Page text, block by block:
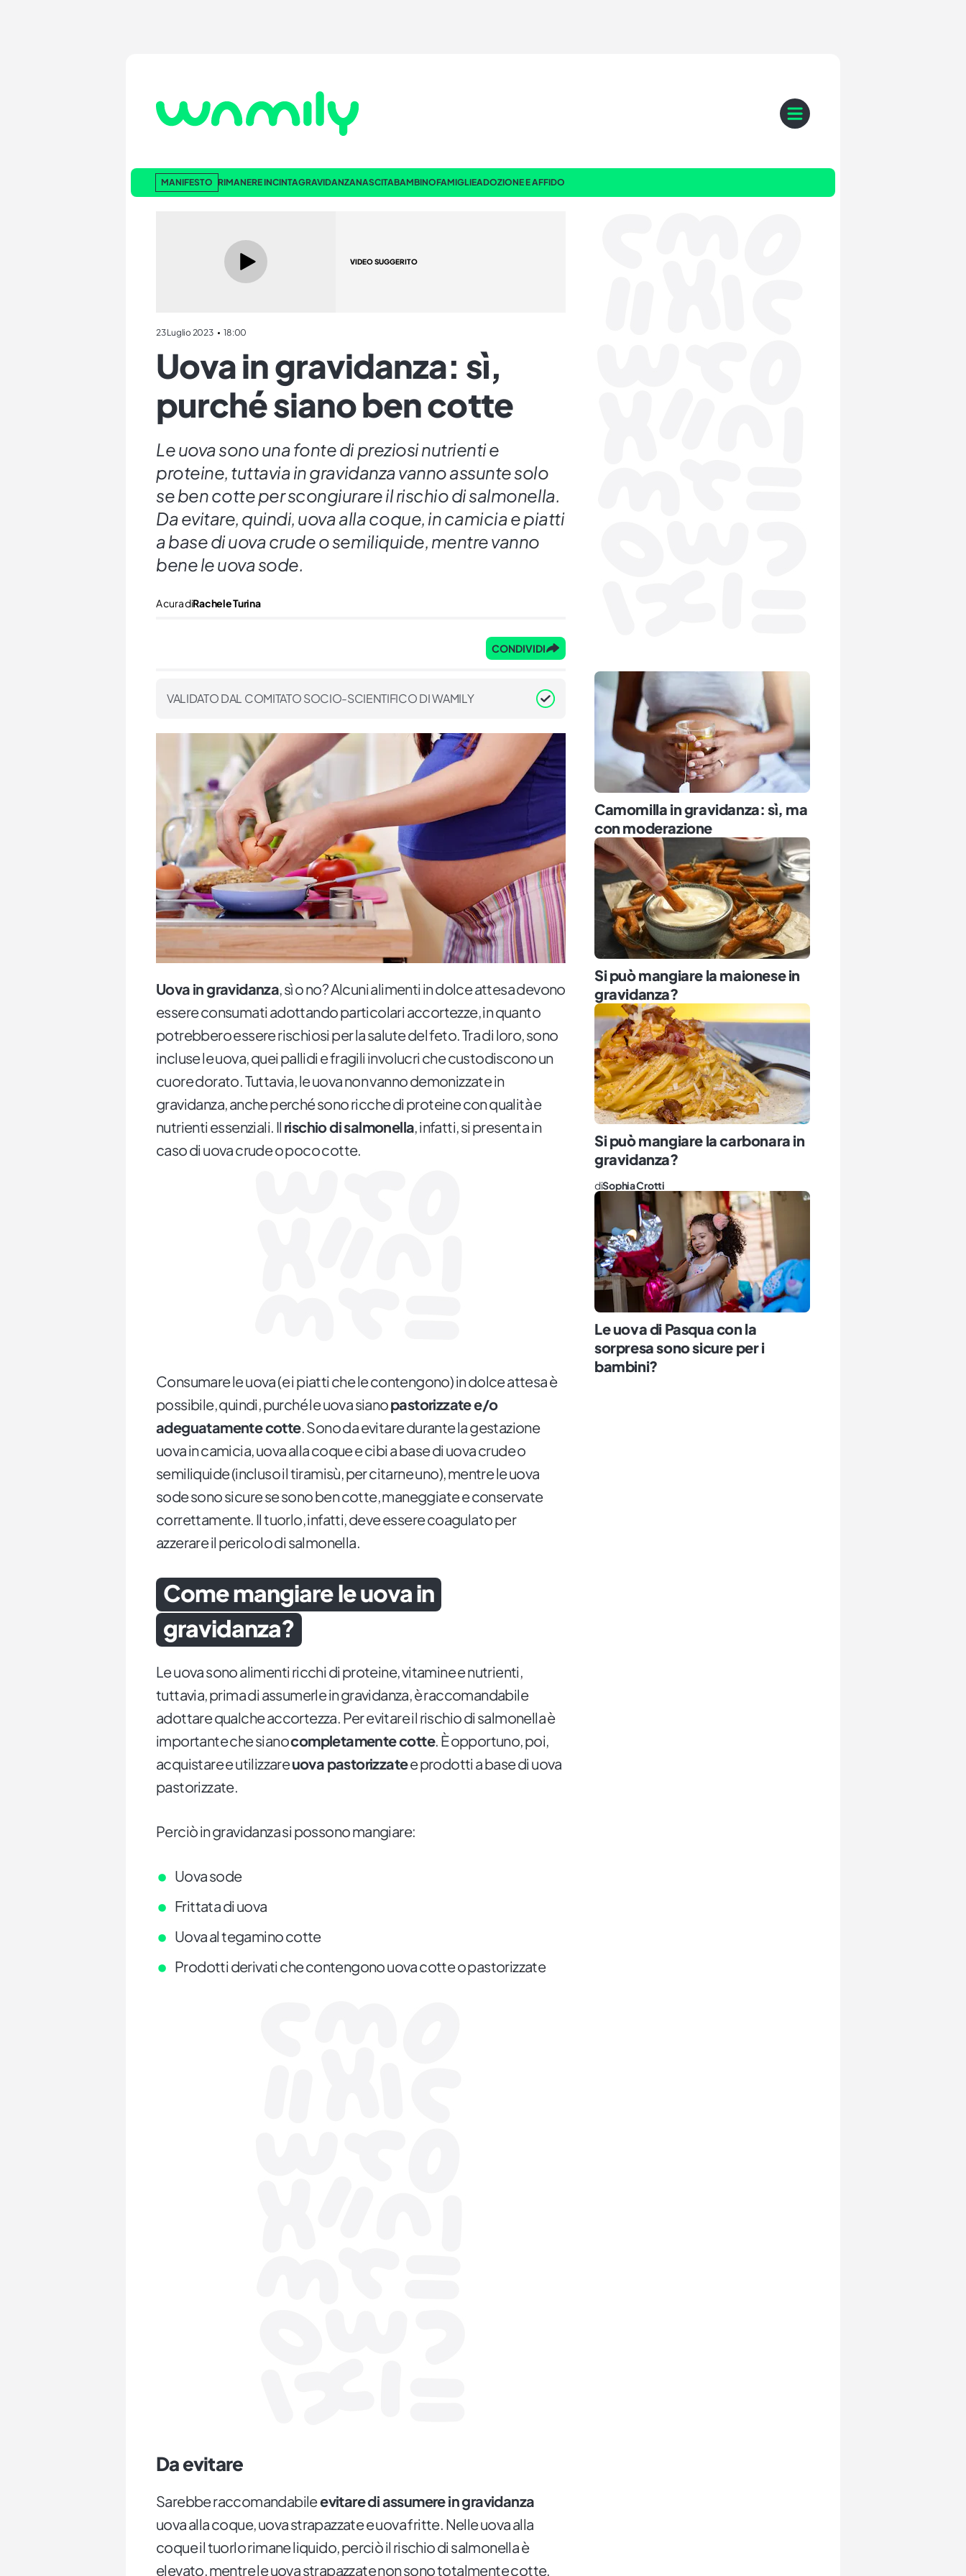
MANIFESTO RIMANERE INCINTAGRAVIDANZANASCITABAMBINOFAMIGLIEADOZIONE E AFFIDO
VIDEO SUGGERITO
23 Luglio 2023 18:00
Uova in gravidanza: sì,
purché siano ben cotte
Le uova sono una fonte di preziosi nutrienti e
proteine, tuttavia in gravidanza vanno assunte solo
se ben cotte per scongiurare il rischio di salmonella.
Da evitare, quindi, uova alla coque, in camicia e piatti
a base di uova crude o semiliquide, mentre vanno
bene le uova sode.
A cura diRachele Turina
CONDIVIDI
VALIDATO DAL COMITATO SOCIO-SCIENTIFICO DI WAMILY
Uova in gravidanza, sì o no? Alcuni alimenti in dolce attesa devono
essere consumati adottando particolari accortezze, in quanto
potrebbero essere rischiosi per la salute del feto. Tra di loro, sono
incluse le uova, quei pallidi e fragili involucri che custodiscono un
cuore dorato. Tuttavia, le uova non vanno demonizzate in
gravidanza, anche perché sono ricche di proteine con qualità e
nutrienti essenziali. Il rischio di salmonella, infatti, si presenta in
caso di uova crude o poco cotte.
Consumare le uova (e i piatti che le contengono) in dolce attesa è
possibile, quindi, purché le uova sianopastorizzate e/o
adeguatamente cotte. Sono da evitare durante la gestazione
uova in camicia, uova alla coque e cibi a base di uova crude o
semiliquide (incluso il tiramisù, per citarne uno), mentre le uova
sode sono sicure se sono ben cotte, maneggiate e conservate
correttamente. Il tuorlo, infatti, deve essere coagulato per
azzerare il pericolo di salmonella.
Come mangiare le uova in
gravidanza?
Le uova sono alimenti ricchi di proteine, vitamine e nutrienti,
tuttavia, prima di assumerle in gravidanza, è raccomandabile
adottare qualche accortezza. Per evitare il rischio di salmonella è
importante che sianocompletamente cotte. È opportuno, poi,
acquistare e utilizzareuova pastorizzatee prodotti a base di uova
pastorizzate.
Perciò in gravidanza si possono mangiare:
Uova sode
Frittata di uova
Uova al tegamino cotte
Prodotti derivati che contengono uova cotte o pastorizzate
Da evitare
Sarebbe raccomandabileevitare di assumere in gravidanza
uova alla coque, uova strapazzate e uova fritte. Nelle uova alla
coque il tuorlo rimane liquido, perciò il rischio di salmonella è
elevato, mentre le uova strapazzate non sono totalmente cotte,
Camomilla in gravidanza: sì, ma
con moderazione
Si può mangiare la maionese in
gravidanza?
Si può mangiare la carbonara in
gravidanza?
diSophia Crotti
Le uova di Pasqua con la
sorpresa sono sicure per i
bambini?